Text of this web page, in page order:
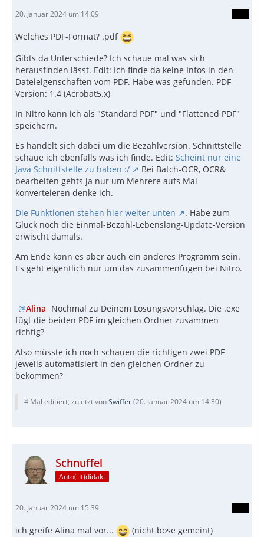
20. Januar 2024 um 14:09
Welches PDF-Format? .pdf
Gibts da Unterschiede? Ich schaue mal was sich
herausfinden lässt. Edit: Ich finde da keine Infos in den
Dateieigenschaften vom PDF. Habe was gefunden. PDF-
Version: 1.4 (Acrobat5.x)
In Nitro kann ich als "Standard PDF" und "Flattened PDF"
speichern.
Es handelt sich dabei um die Bezahlversion. Schnittstelle
schaue ich ebenfalls was ich finde. Edit: Scheint nur eine
Java Schnittstelle zu haben :/
Bei Batch-OCR, OCR&
bearbeiten gehts ja nur um Mehrere aufs Mal
konverteieren denke ich.
Die Funktionen stehen hier weiter unten
. Habe zum
Glück noch die Einmal-Bezahl-Lebenslang-Update-Version
erwischt damals.
Am Ende kann es aber auch ein anderes Programm sein.
Es geht eigentlich nur um das zusammenfügen bei Nitro.
Alina Nochmal zu Deinem Lösungsvorschlag. Die .exe
fügt die beiden PDF im gleichen Ordner zusammen
richtig?
Also müsste ich noch schauen die richtigen zwei PDF
jeweils automatisiert in den gleichen Ordner zu
bekommen?
4 Mal editiert, zuletzt vonSwiffer(20. Januar 2024 um 14:30)
Schnuffel
Auto(-It)didakt
20. Januar 2024 um 15:39
ich greife Alina mal vor...
(nicht böse gemeint)